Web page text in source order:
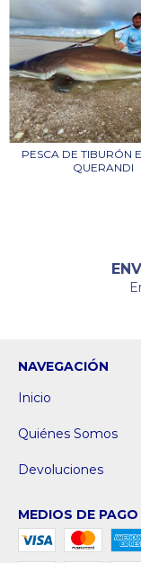
PESCA DE TIBURÓN
QUERANDI
NAVEGACIÓN
Inicio
Quiénes Somos
Devoluciones
MEDIOS DE PAGO